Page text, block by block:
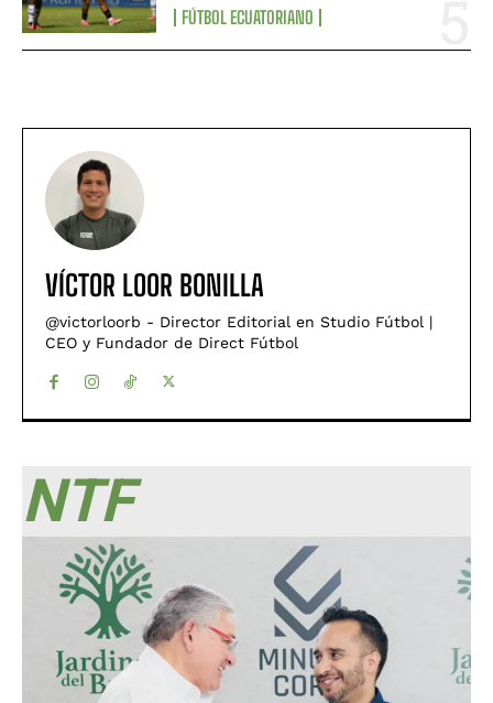
FÚTBOL ECUATORIANO
VÍCTOR LOOR BONILLA
@victorloorb - Director Editorial en Studio Fútbol |
CEO y Fundador de Direct Fútbol
NTF